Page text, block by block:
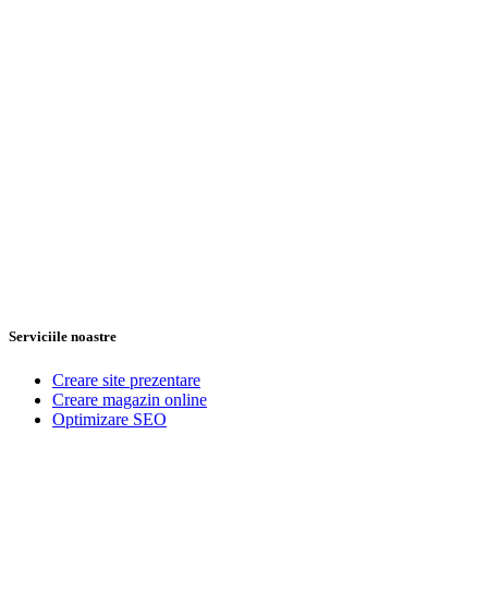
Serviciile noastre
Creare site prezentare
Creare magazin online
Optimizare SEO